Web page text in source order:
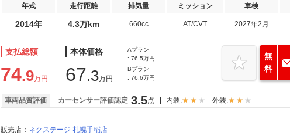
年式 走行距離 排気量 ミッション 車検
2014年 4.3万km 660cc AT/CVT 2027年2月
支払総額
74.9万円
本体価格
67.3万円
Aプラン
: 76.5万円
Bプラン
: 76.6万円
無
料
車両品質評価 カーセンサー評価認定 3.5点 内装: 外装:
販売店： ネクステージ 札幌手稲店